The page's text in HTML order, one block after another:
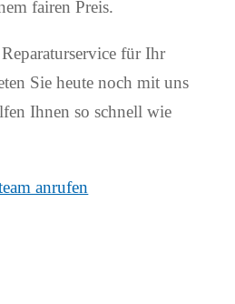
fairen Preis.
für Ihr
Sie heute noch mit uns
Ihnen so schnell wie
anrufen